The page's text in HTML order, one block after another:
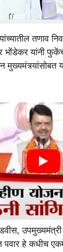
विरोधात
तणाव
भोंडेकर यांनी
हे कधीच